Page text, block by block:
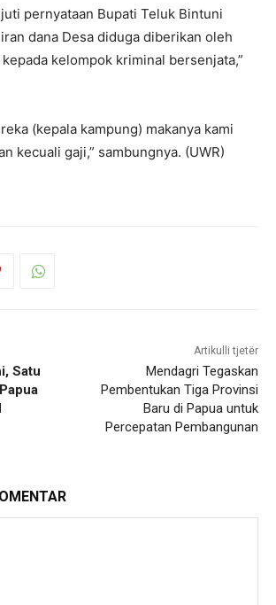
pernyataan Bupati Teluk Bintuni
dana Desa diduga diberikan oleh
kelompok kriminal bersenjata,”
(kepala kampung) makanya kami
kecuali gaji,” sambungnya. (UWR)
Satu
Artikulli tjetër
Mendagri Tegaskan
Pembentukan Tiga Provinsi
Baru di Papua untuk
Percepatan Pembangunan